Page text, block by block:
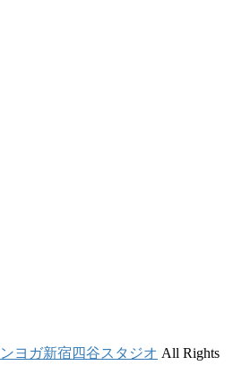
ヨガ新宿四谷スタジオ All Rights